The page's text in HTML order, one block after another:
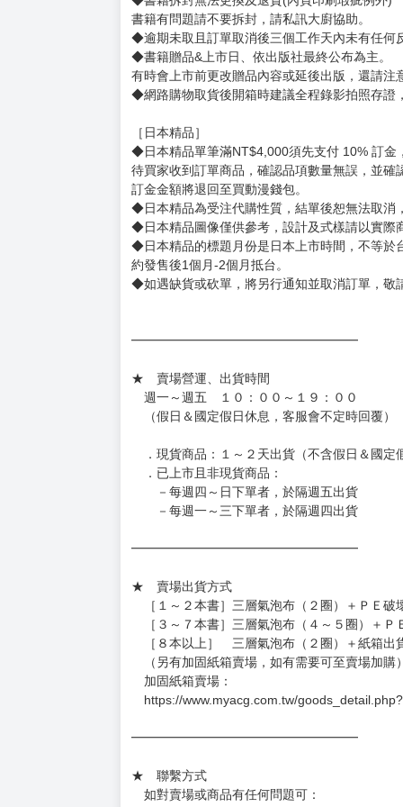
【下標前，請詳閱以下事項，完全同意才請下標
［一般商品］
◆有任何問題請聯繫客服。
用評價溝通者，日後將不再提供購書服務，請另
◆不同月份商品可一起結帳，等訂單內所有商品
◆預購商品皆無現貨，商品圖為示意圖，請以實
◆商品如有缺件、瑕疵，請務必取貨3日內留言
◆書籍拆封無法更換及退貨(內頁印刷瑕疵例外)
書籍有問題請不要拆封，請私訊大廚協助。
◆逾期未取且訂單取消後三個工作天內未有任何
◆書籍贈品&上市日、依出版社最終公布為主。
有時會上市前更改贈品內容或延後出版，還請注
◆網路購物取貨後開箱時建議全程錄影拍照存證
訂金金額將退回至買動漫錢包。
◆日本精品為受注代購性質，結單後恕無法取消
◆日本精品圖像僅供參考，設計及式樣請以實際
約發售後1個月-2個月抵台。
◆如遇缺貨或砍單，將另行通知並取消訂單，敬
週一～週五 １０：００～１９：００
（假日＆國定假日休息，客服會不定時回覆）
．現貨商品：１～２天出貨（不含假日＆國定
．已上市且非現貨商品：
－每週四～日下單者，於隔週五出貨
－每週一～三下單者，於隔週四出貨
★ 賣場出貨方式
［１～２本書］三層氣泡布（２圈）＋ＰＥ破